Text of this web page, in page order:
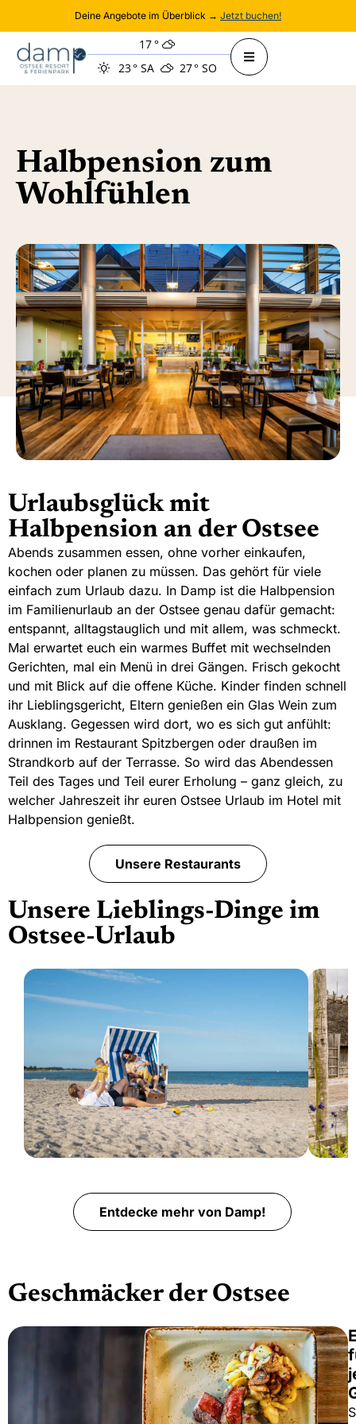
Deine Angebote im Überblick → Jetzt buchen!
17°
23° SA 27° SO
Halbpension zum
Wohlfühlen
Urlaubsglück mit
Halbpension an der Ostsee
Abends zusammen essen, ohne vorher einkaufen,
kochen oder planen zu müssen. Das gehört für viele
einfach zum Urlaub dazu. In Damp ist die Halbpension
im Familienurlaub an der Ostsee genau dafür gemacht:
entspannt, alltagstauglich und mit allem, was schmeckt.
Mal erwartet euch ein warmes Buffet mit wechselnden
Gerichten, mal ein Menü in drei Gängen. Frisch gekocht
und mit Blick auf die offene Küche. Kinder finden schnell
ihr Lieblingsgericht, Eltern genießen ein Glas Wein zum
Ausklang. Gegessen wird dort, wo es sich gut anfühlt:
drinnen im Restaurant Spitzbergen oder draußen im
Strandkorb auf der Terrasse. So wird das Abendessen
Teil des Tages und Teil eurer Erholung – ganz gleich, zu
welcher Jahreszeit ihr euren Ostsee Urlaub im Hotel mit
Halbpension genießt.
Unsere Restaurants
Unsere Lieblings-Dinge im
Ostsee-Urlaub
Strandkorb mieten
Entdecke mehr von Damp!
Geschmäcker der Ostsee